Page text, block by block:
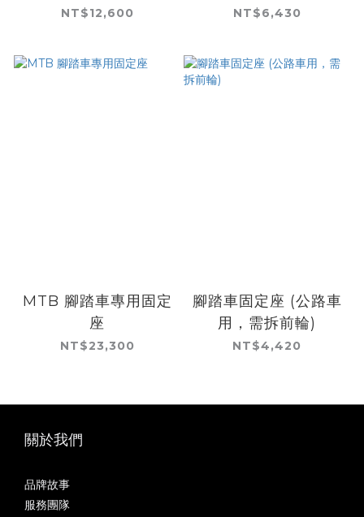
NT$12,600
用，需拆前輪)
NT$6,430
MTB 腳踏車專用固定
座
NT$23,300
腳踏車固定座 (公路車
用，需拆前輪)
NT$4,420
關於我們
品牌故事
服務團隊